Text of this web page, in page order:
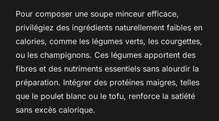
Pour composer une soupe minceur efficace,
privilégiez des ingrédients naturellement faibles en
calories, comme les légumes verts, les courgettes,
ou les champignons. Ces légumes apportent des
fibres et des nutriments essentiels sans alourdir la
préparation. Intégrer des protéines maigres, telles
que le poulet blanc ou le tofu, renforce la satiété
sans excès calorique.